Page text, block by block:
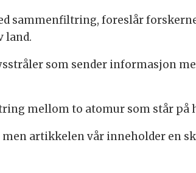
sammenfiltring, foreslår
land.
som sender informasjon
mellom to atomur som står
artikkelen vår inneholder en